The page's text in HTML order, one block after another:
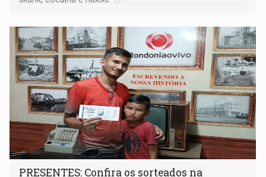
PRESENTES: Confira os sorteados na